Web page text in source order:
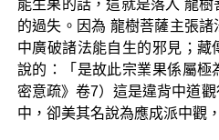
能生果的話，這就是落入 龍樹
的過失。因為 龍樹菩薩主張諸
中廣破諸法能自生的邪見；藏
說的：「是故此宗業果係屬極
密意疏》卷7）這是違背中道
中，卻美其名說為應成派中觀